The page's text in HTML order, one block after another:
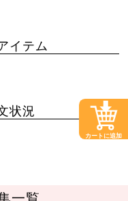
イテム
状況
カートに追加